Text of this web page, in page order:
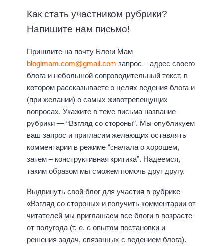
Как стать участником рубрики?
Напишите нам письмо!
Пришлите на почту Блоги Мам
blogimam.com@gmail.com запрос – адрес своего
блога и небольшой сопроводительный текст, в
котором рассказываете о целях ведения блога и
(при желании) о самых животрепещущих
вопросах. Укажите в теме письма название
рубрики — “Взгляд со стороны”. Мы опубликуем
ваш запрос и пригласим желающих оставлять
комментарии в режиме “сначала о хорошем,
затем – конструктивная критика”. Надеемся,
таким образом мы сможем помочь друг другу.
Выдвинуть свой блог для участия в рубрике
«Взгляд со стороны» и получить комментарии от
читателей мы приглашаем все блоги в возрасте
от полугода (т. е. с опытом постановки и
решения задач, связанных с ведением блога).